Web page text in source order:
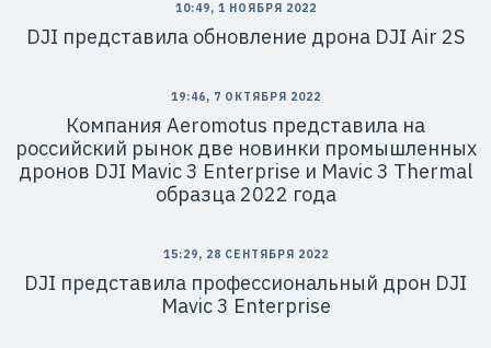
10:49, 1 НОЯБРЯ 2022
DJI представила обновление дрона DJI Air 2S
19:46, 7 ОКТЯБРЯ 2022
Компания Aeromotus представила на
российский рынок две новинки промышленных
дронов DJI Mavic 3 Enterprise и Mavic 3 Thermal
образца 2022 года
15:29, 28 СЕНТЯБРЯ 2022
DJI представила профессиональный дрон DJI
Mavic 3 Enterprise